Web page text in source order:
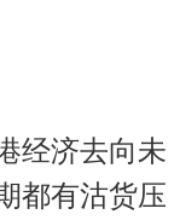
经济去向未
都有沽货压